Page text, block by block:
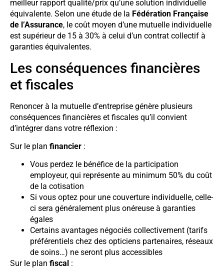
meilleur rapport qualité/prix qu’une solution individuelle
équivalente. Selon une étude de la Fédération Française
de l’Assurance, le coût moyen d’une mutuelle individuelle
est supérieur de 15 à 30% à celui d’un contrat collectif à
garanties équivalentes.
Les conséquences financières
et fiscales
Renoncer à la mutuelle d’entreprise génère plusieurs
conséquences financières et fiscales qu’il convient
d’intégrer dans votre réflexion :
Sur le plan financier :
Vous perdez le bénéfice de la participation
employeur, qui représente au minimum 50% du coût
de la cotisation
Si vous optez pour une couverture individuelle, celle-
ci sera généralement plus onéreuse à garanties
égales
Certains avantages négociés collectivement (tarifs
préférentiels chez des opticiens partenaires, réseaux
de soins…) ne seront plus accessibles
Sur le plan fiscal :